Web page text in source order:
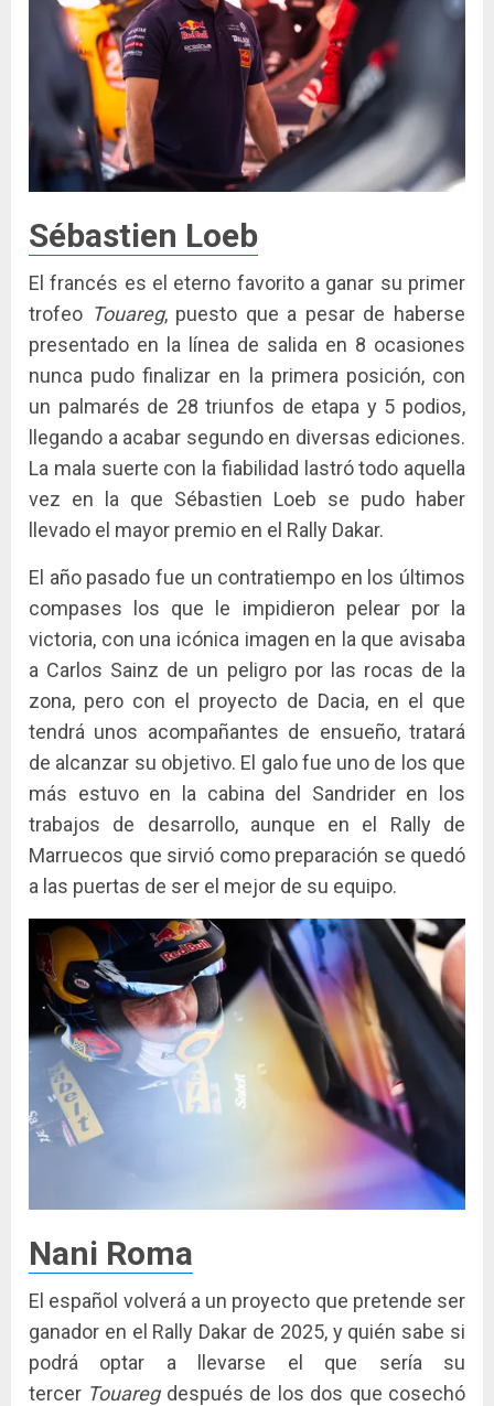
Sébastien Loeb
El francés es el eterno favorito a ganar su primer
trofeo Touareg, puesto que a pesar de haberse
presentado en la línea de salida en 8 ocasiones
nunca pudo finalizar en la primera posición, con
un palmarés de 28 triunfos de etapa y 5 podios,
llegando a acabar segundo en diversas ediciones.
La mala suerte con la fiabilidad lastró todo aquella
vez en la que Sébastien Loeb se pudo haber
llevado el mayor premio en el Rally Dakar.
El año pasado fue un contratiempo en los últimos
compases los que le impidieron pelear por la
victoria, con una icónica imagen en la que avisaba
a Carlos Sainz de un peligro por las rocas de la
zona, pero con el proyecto de Dacia, en el que
tendrá unos acompañantes de ensueño, tratará
de alcanzar su objetivo. El galo fue uno de los que
más estuvo en la cabina del Sandrider en los
trabajos de desarrollo, aunque en el Rally de
Marruecos que sirvió como preparación se quedó
a las puertas de ser el mejor de su equipo.
Nani Roma
El español volverá a un proyecto que pretende ser
ganador en el Rally Dakar de 2025, y quién sabe si
podrá optar a llevarse el que sería su
tercer Touaregdespués de los dos que cosechó